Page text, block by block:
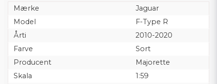
Mærke
Jaguar
Model
F-Type R
Årti
2010-2020
Farve
Sort
Producent
Majorette
Skala
1:59